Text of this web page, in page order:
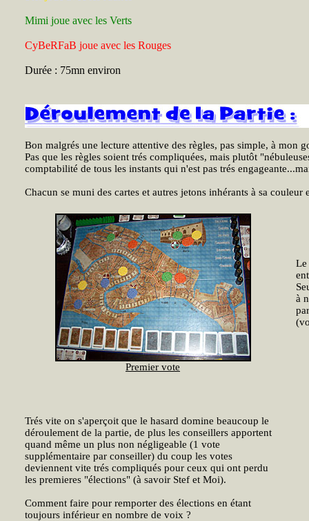
Mimi joue avec les Verts
CyBeRFaB joue avec les Rouges
Durée : 75mn environ
Bon malgrés une lecture attentive des règles, pas simple, à mon
Pas que les règles soient trés compliquées, mais plutôt
comptabilité de tous les instants qui n'est pas trés
Chacun se muni des cartes et autres jetons inhérants à sa
Premier vote
Le
à
Trés vite on s'aperçoit que le hasard domine beaucoup le
déroulement de la partie, de plus les conseillers apportent
quand même un plus non négligeable (1 vote
supplémentaire par conseiller) du coup les votes
deviennent vite trés compliqués pour ceux qui ont perdu
les premieres "élections" (à savoir Stef et Moi).
Comment faire pour remporter des élections en étant
toujours inférieur en nombre de voix ?